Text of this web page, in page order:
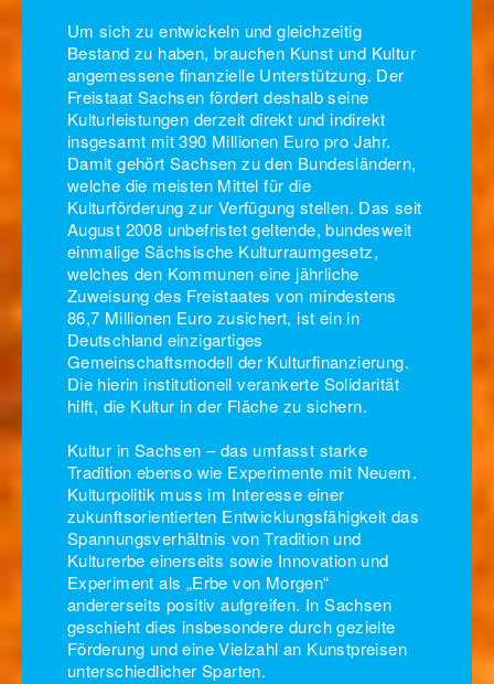
Um sich zu entwickeln und gleichzeitig
Bestand zu haben, brauchen Kunst und Kultur
angemessene finanzielle Unterstützung. Der
Freistaat Sachsen fördert deshalb seine
Kulturleistungen derzeit direkt und indirekt
insgesamt mit 390 Millionen Euro pro Jahr.
Damit gehört Sachsen zu den Bundesländern,
welche die meisten Mittel für die
Kulturförderung zur Verfügung stellen. Das seit
August 2008 unbefristet geltende, bundesweit
einmalige Sächsische Kulturraumgesetz,
welches den Kommunen eine jährliche
Zuweisung des Freistaates von mindestens
86,7 Millionen Euro zusichert, ist ein in
Deutschland einzigartiges
Gemeinschaftsmodell der Kulturfinanzierung.
Die hierin institutionell verankerte Solidarität
hilft, die Kultur in der Fläche zu sichern.
Kultur in Sachsen – das umfasst starke
Tradition ebenso wie Experimente mit Neuem.
Kulturpolitik muss im Interesse einer
zukunftsorientierten Entwicklungsfähigkeit das
Spannungsverhältnis von Tradition und
Kulturerbe einerseits sowie Innovation und
Experiment als „Erbe von Morgen“
andererseits positiv aufgreifen. In Sachsen
geschieht dies insbesondere durch gezielte
Förderung und eine Vielzahl an Kunstpreisen
unterschiedlicher Sparten.